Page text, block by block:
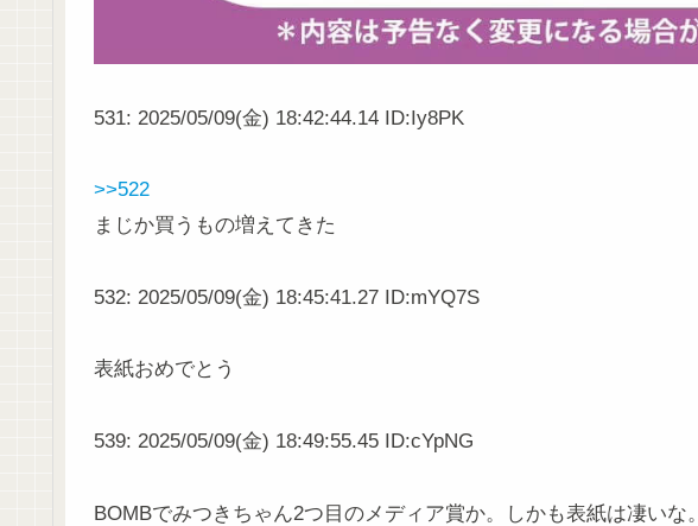
531: 2025/05/09(金) 18:42:44.14 ID:Iy8PK
>>522
まじか買うもの増えてきた
532: 2025/05/09(金) 18:45:41.27 ID:mYQ7S
表紙おめでとう
539: 2025/05/09(金) 18:49:55.45 ID:cYpNG
BOMBでみつきちゃん2つ目のメディア賞か。しかも表紙は凄いな。